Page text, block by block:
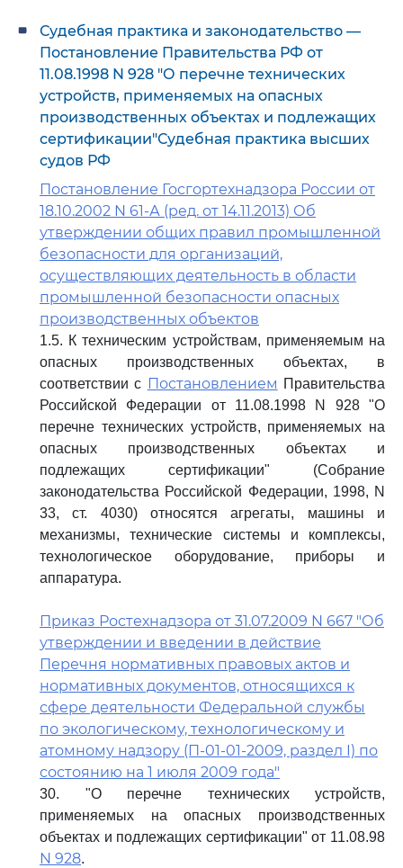
Судебная практика и законодательство —
Постановление Правительства РФ от
11.08.1998 N 928 "О перечне технических
устройств, применяемых на опасных
производственных объектах и подлежащих
сертификации"Судебная практика высших
судов РФ
Постановление Госгортехнадзора России от
18.10.2002 N 61-А (ред. от 14.11.2013) Об
утверждении общих правил промышленной
безопасности для организаций,
осуществляющих деятельность в области
промышленной безопасности опасных
производственных объектов
1.5. К техническим устройствам, применяемым на
опасных производственных объектах, в
соответствии с Постановлением Правительства
Российской Федерации от 11.08.1998 N 928 "О
перечне технических устройств, применяемых на
опасных производственных объектах и
подлежащих сертификации" (Собрание
законодательства Российской Федерации, 1998, N
33, ст. 4030) относятся агрегаты, машины и
механизмы, технические системы и комплексы,
технологическое оборудование, приборы и
аппаратура.
Приказ Ростехнадзора от 31.07.2009 N 667 "Об
утверждении и введении в действие
Перечня нормативных правовых актов и
нормативных документов, относящихся к
сфере деятельности Федеральной службы
по экологическому, технологическому и
атомному надзору (П-01-01-2009, раздел I) по
состоянию на 1 июля 2009 года"
30. "О перечне технических устройств,
применяемых на опасных производственных
объектах и подлежащих сертификации" от 11.08.98
N 928.